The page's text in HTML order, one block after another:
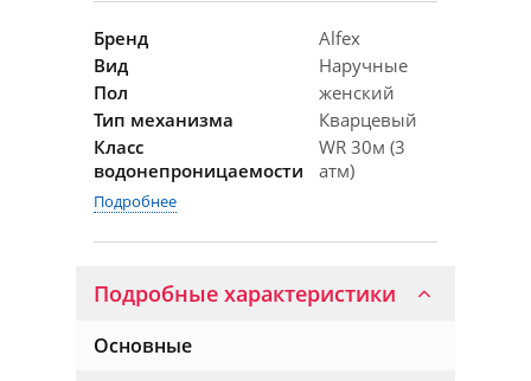
Бренд
Alfex
Вид
Наручные
Пол
женский
Тип механизма
Кварцевый
Класс
водонепроницаемости
WR 30м (3
атм)
Подробнее
Подробные характеристики
Основные